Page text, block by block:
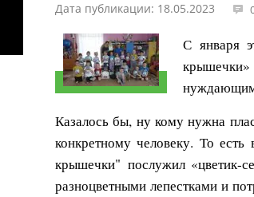
Дата публикации: 18.05.2023
С января
Казалось бы, ну кому нужна
конкретному человеку. То
крышечки" послужил «цветик-
разноцветными лепестками и